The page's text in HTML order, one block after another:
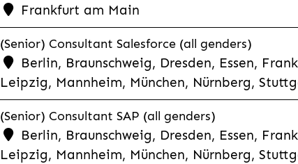
Frankfurt am Main
(Senior) Consultant Salesforce (all genders)
Berlin, Braunschweig, Dresden, Essen,
Leipzig, Mannheim, München, Nürnberg,
(Senior) Consultant SAP (all genders)
Berlin, Braunschweig, Dresden, Essen,
Leipzig, Mannheim, München, Nürnberg,